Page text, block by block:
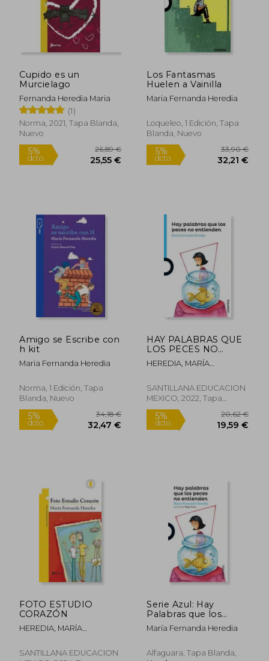
5%
dcto.
5%
dcto.
Cupido es un
Murcielago
Fernanda Heredia Maria
(1)
Norma, 2021, Tapa Blanda,
Nuevo
25,55 €
Los Fantasmas
Huelen a Vainilla
Maria Fernanda Heredia
Loqueleo, 1 Edición, Tapa
Blanda, Nuevo
5%
dcto.
Amigo se Escribe con
h kit
Maria Fernanda Heredia
Norma, 1 Edición, Tapa
Blanda, Nuevo
HAY PALABRAS QUE
LOS PECES NO
ENTIENDEN
HEREDIA, MARÍA
SANTILLANA EDUCACION
MEXICO, 2022, Tapa
Blanda, Nuevo
FOTO ESTUDIO
CORAZÓN
HEREDIA, MARÍA
SANTILLANA EDUCACION
Serie Azul: Hay
Palabras que los
Peces no Entienden
María Fernanda Heredia
Alfaguara, Tapa Blanda,